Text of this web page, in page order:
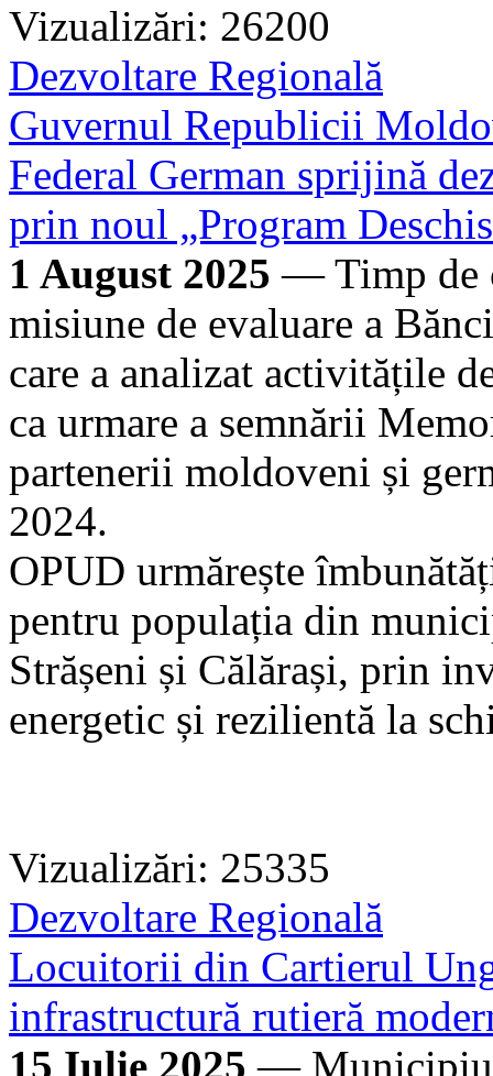
Vizualizări: 26200
Dezvoltare Regională
Guvernul Republicii
Federal German sprijină
prin noul „Program
1 August 2025 — Timp de
misiune de evaluare a
care a analizat activitățile
ca urmare a semnării
partenerii moldoveni și
2024.
OPUD urmărește
pentru populația din
Strășeni și Călărași, prin
energetic și rezilientă la
Vizualizări: 25335
Dezvoltare Regională
Locuitorii din Cartierul
infrastructură rutieră
15 Iulie 2025 — Municipiul